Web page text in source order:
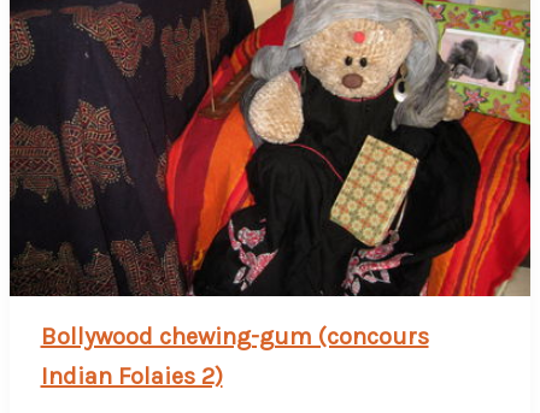
Bollywood chewing-gum (concours
Indian Folaies 2)